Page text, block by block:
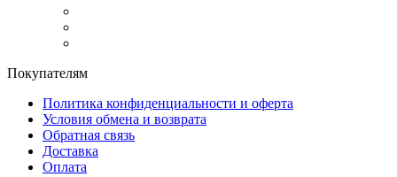
Покупателям
Политика конфиденциальности и оферта
Условия обмена и возврата
Обратная связь
Доставка
Оплата